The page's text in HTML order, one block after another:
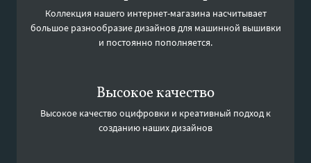
Коллекция нашего интернет-магазина насчитывает
большое разнообразие дизайнов для машинной вышивки
и постоянно пополняется.
Высокое качество
Высокое качество оцифровки и креативный подход к
созданию наших дизайнов